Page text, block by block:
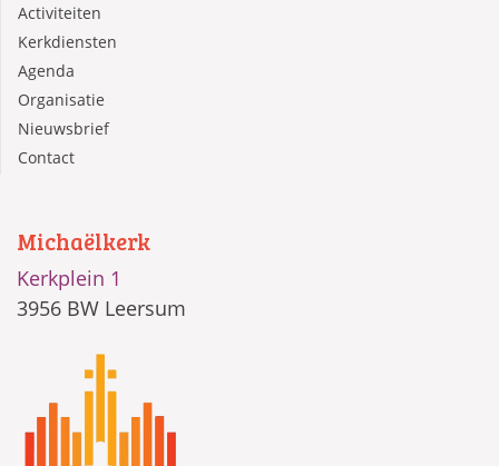
Activiteiten
Kerkdiensten
Agenda
Organisatie
Nieuwsbrief
Contact
Michaëlkerk
Kerkplein 1
3956 BW Leersum